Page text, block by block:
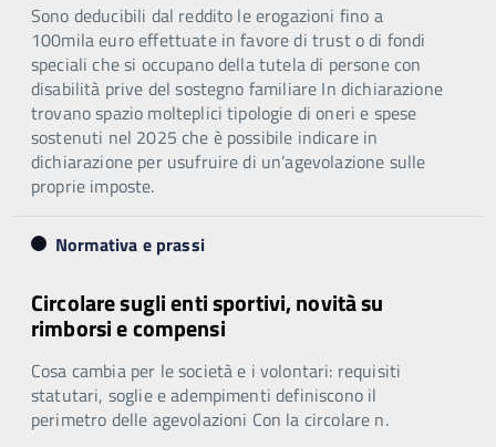
Sono deducibili dal reddito le erogazioni fino a
100mila euro effettuate in favore di trust o di fondi
speciali che si occupano della tutela di persone con
disabilità prive del sostegno familiare In dichiarazione
trovano spazio molteplici tipologie di oneri e spese
sostenuti nel 2025 che è possibile indicare in
dichiarazione per usufruire di un’agevolazione sulle
proprie imposte.
Normativa e prassi
Circolare sugli enti sportivi, novità su
rimborsi e compensi
Cosa cambia per le società e i volontari: requisiti
statutari, soglie e adempimenti definiscono il
perimetro delle agevolazioni Con la circolare n.